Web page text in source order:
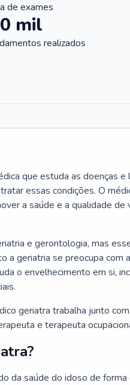
de exames
mil
realizados
que estuda as doenças
essas condições. O
a saúde e a qualidade
e gerontologia, mas
a geriatria se preocupa com
o envelhecimento em si,
geriatra trabalha junto
e terapeuta
da saúde do idoso de